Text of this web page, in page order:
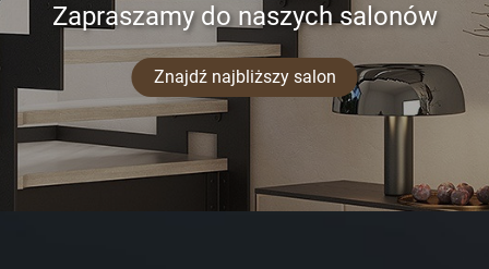
Zapraszamy do naszych salonów
Znajdź najbliższy salon